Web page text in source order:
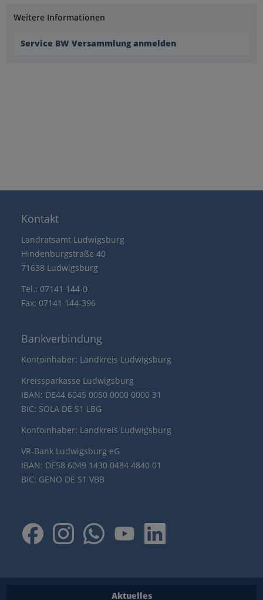
Weitere Informationen
Service BW Versammlung anmelden
Kontakt
Landratsamt Ludwigsburg
Hindenburgstraße 40
71638 Ludwigsburg
Tel.: 07141 144-0
Fax: 07141 144-396
Bankverbindung
Kontoinhaber: Landkreis Ludwigsburg
Kreissparkasse Ludwigsburg
IBAN: DE44 6045 0050 0000 0000 31
BIC: SOLA DE S1 LBG
Kontoinhaber: Landkreis Ludwigsburg
VR-Bank Ludwigsburg eG
IBAN: DE58 6049 1430 0484 4840 01
BIC: GENO DE S1 VBB
Aktuelles